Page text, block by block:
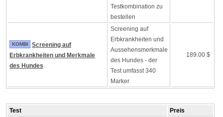
Testkombination zu
bestellen
KOMBI
Screening auf
Erbkrankheiten und Merkmale
des Hundes
Screening auf
Erbkrankheiten und
Aussehensmerkmale
des Hundes - der
Test umfasst 340
Marker
189.00 $
Test Preis